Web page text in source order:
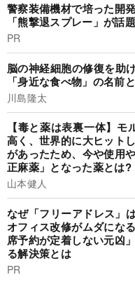
警察装備機材で培った開
「熊撃退スプレー」が話
PR
脳の神経細胞の修復を助
「身近な食べ物」の名前
川島隆太
【毒と薬は表裏一体】
高く、世界的に大ヒット
があったため、今や使用
正麻薬」となった薬とは?
山本健人
なぜ「フリーアドレス」
オフィス改修がムダにな
席予約が定着しない元凶
る解決策とは
PR